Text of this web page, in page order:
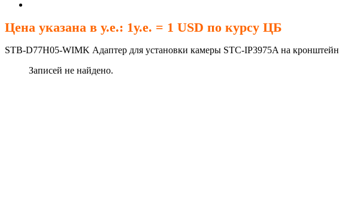
Цена указана в у.е.: 1у.е. = 1 USD по курсу ЦБ
STB-D77H05-WIMK Адаптер для установки камеры STC-IP3975A на кронштейн
Записей не найдено.